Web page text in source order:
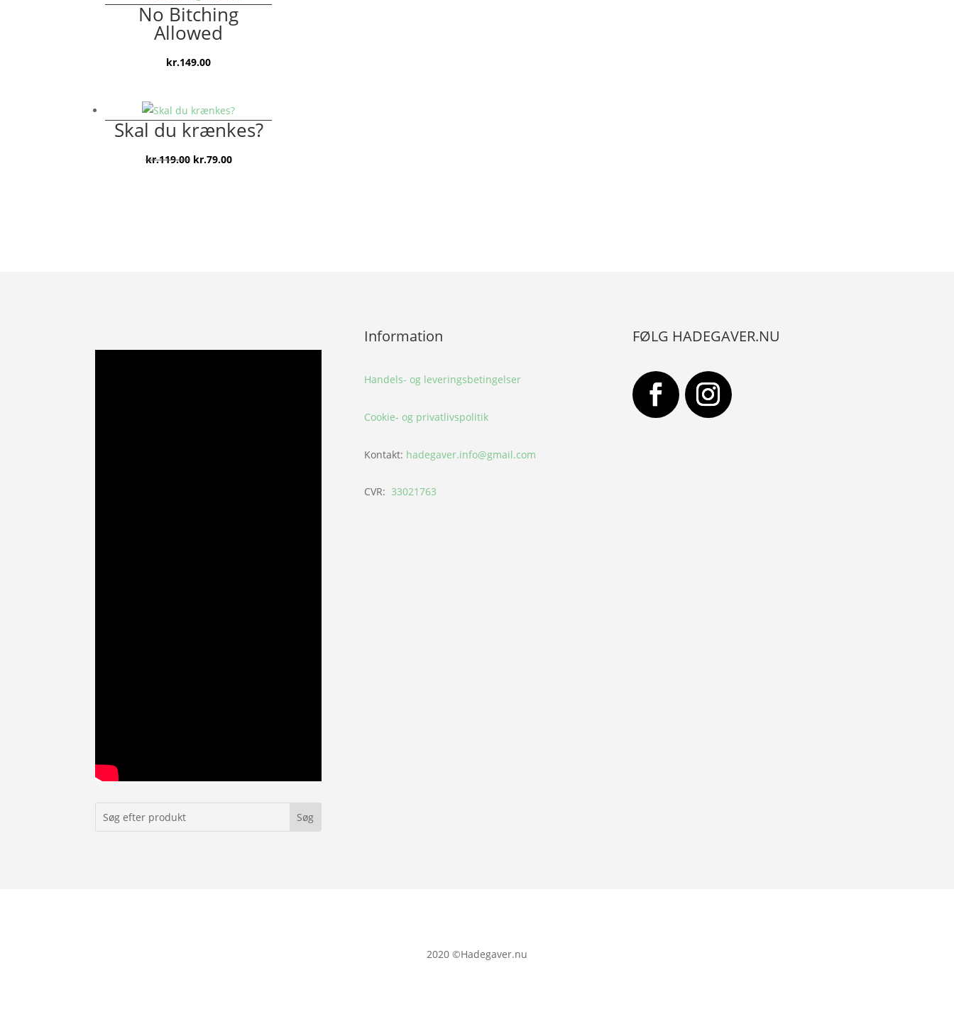
No Bitching
Allowed
kr.149.00
Skal du krænkes?
kr.119.00 Den
kr.79.00Den
Information
Handels- og leveringsbetingelser
Cookie- og privatlivspolitik
Kontakt: hadegaver.info@gmail.com
CVR: 33021763
FØLG HADEGAVER.NU
2020 ©Hadegaver.nu